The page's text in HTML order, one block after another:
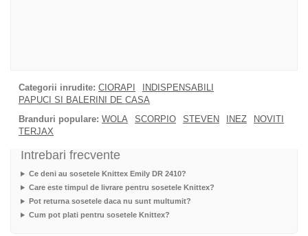
Categorii inrudite: CIORAPI
INDISPENSABILI
PAPUCI SI BALERINI DE CASA
Branduri populare: WOLA SCORPIO STEVEN INEZ
NOVITI
TERJAX
Intrebari frecvente
Ce deni au sosetele Knittex Emily DR 2410?
Care este timpul de livrare pentru sosetele Knittex?
Pot returna sosetele daca nu sunt multumit?
Cum pot plati pentru sosetele Knittex?